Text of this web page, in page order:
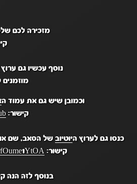
מזכירה לכם
נוסף עכשיו גם
וכמובן שיש גם את עמוד ה
קישור:
כנסו גם לערוץ היוטיובשל הסאב, שם
קישור:
בנוסף לזה הנה